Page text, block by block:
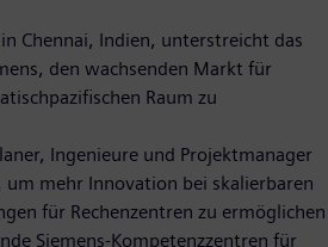
Chennai, Indien, unterstreicht das
den wachsenden Markt für
Raum zu
Ingenieure und Projektmanager
mehr Innovation bei skalierbaren
für Rechenzentren zu ermöglichen
Siemens-Kompetenzzentren für